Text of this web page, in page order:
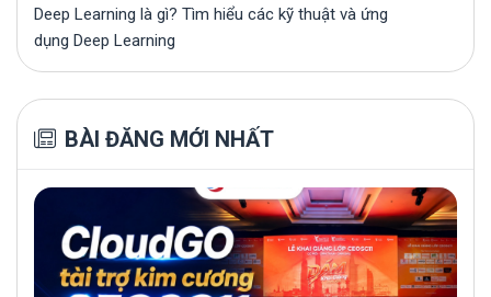
Deep Learning là gì? Tìm hiểu các kỹ thuật và ứng
dụng Deep Learning
BÀI ĐĂNG MỚI NHẤT